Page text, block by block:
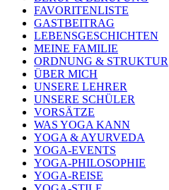
FAVORITENLISTE
GASTBEITRAG
LEBENSGESCHICHTEN
MEINE FAMILIE
ORDNUNG & STRUKTUR
ÜBER MICH
UNSERE LEHRER
UNSERE SCHÜLER
VORSÄTZE
WAS YOGA KANN
YOGA & AYURVEDA
YOGA-EVENTS
YOGA-PHILOSOPHIE
YOGA-REISE